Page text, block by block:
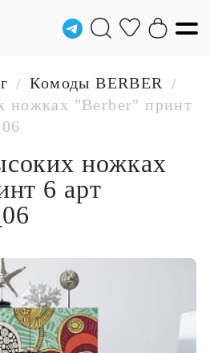
/ Комоды BERBER /
ножках "Berber" принт
ножках
6 арт